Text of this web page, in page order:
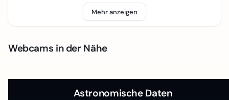
Mehr anzeigen
Webcams in der Nähe
Astronomische Daten